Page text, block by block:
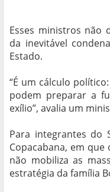
Esses ministros não
da inevitável
Estado.
“É um cálculo
podem preparar a
exílio”, avalia um
Para integrantes do
Copacabana, em
não mobiliza as
estratégia da família